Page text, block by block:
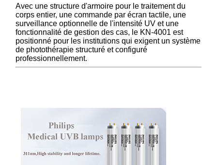
Avec une structure d'armoire pour le traitement du
corps entier, une commande par écran tactile, une
surveillance optionnelle de l'intensité UV et une
fonctionnalité de gestion des cas, le KN-4001 est
positionné pour les institutions qui exigent un système
de photothérapie structuré et configuré
professionnellement.